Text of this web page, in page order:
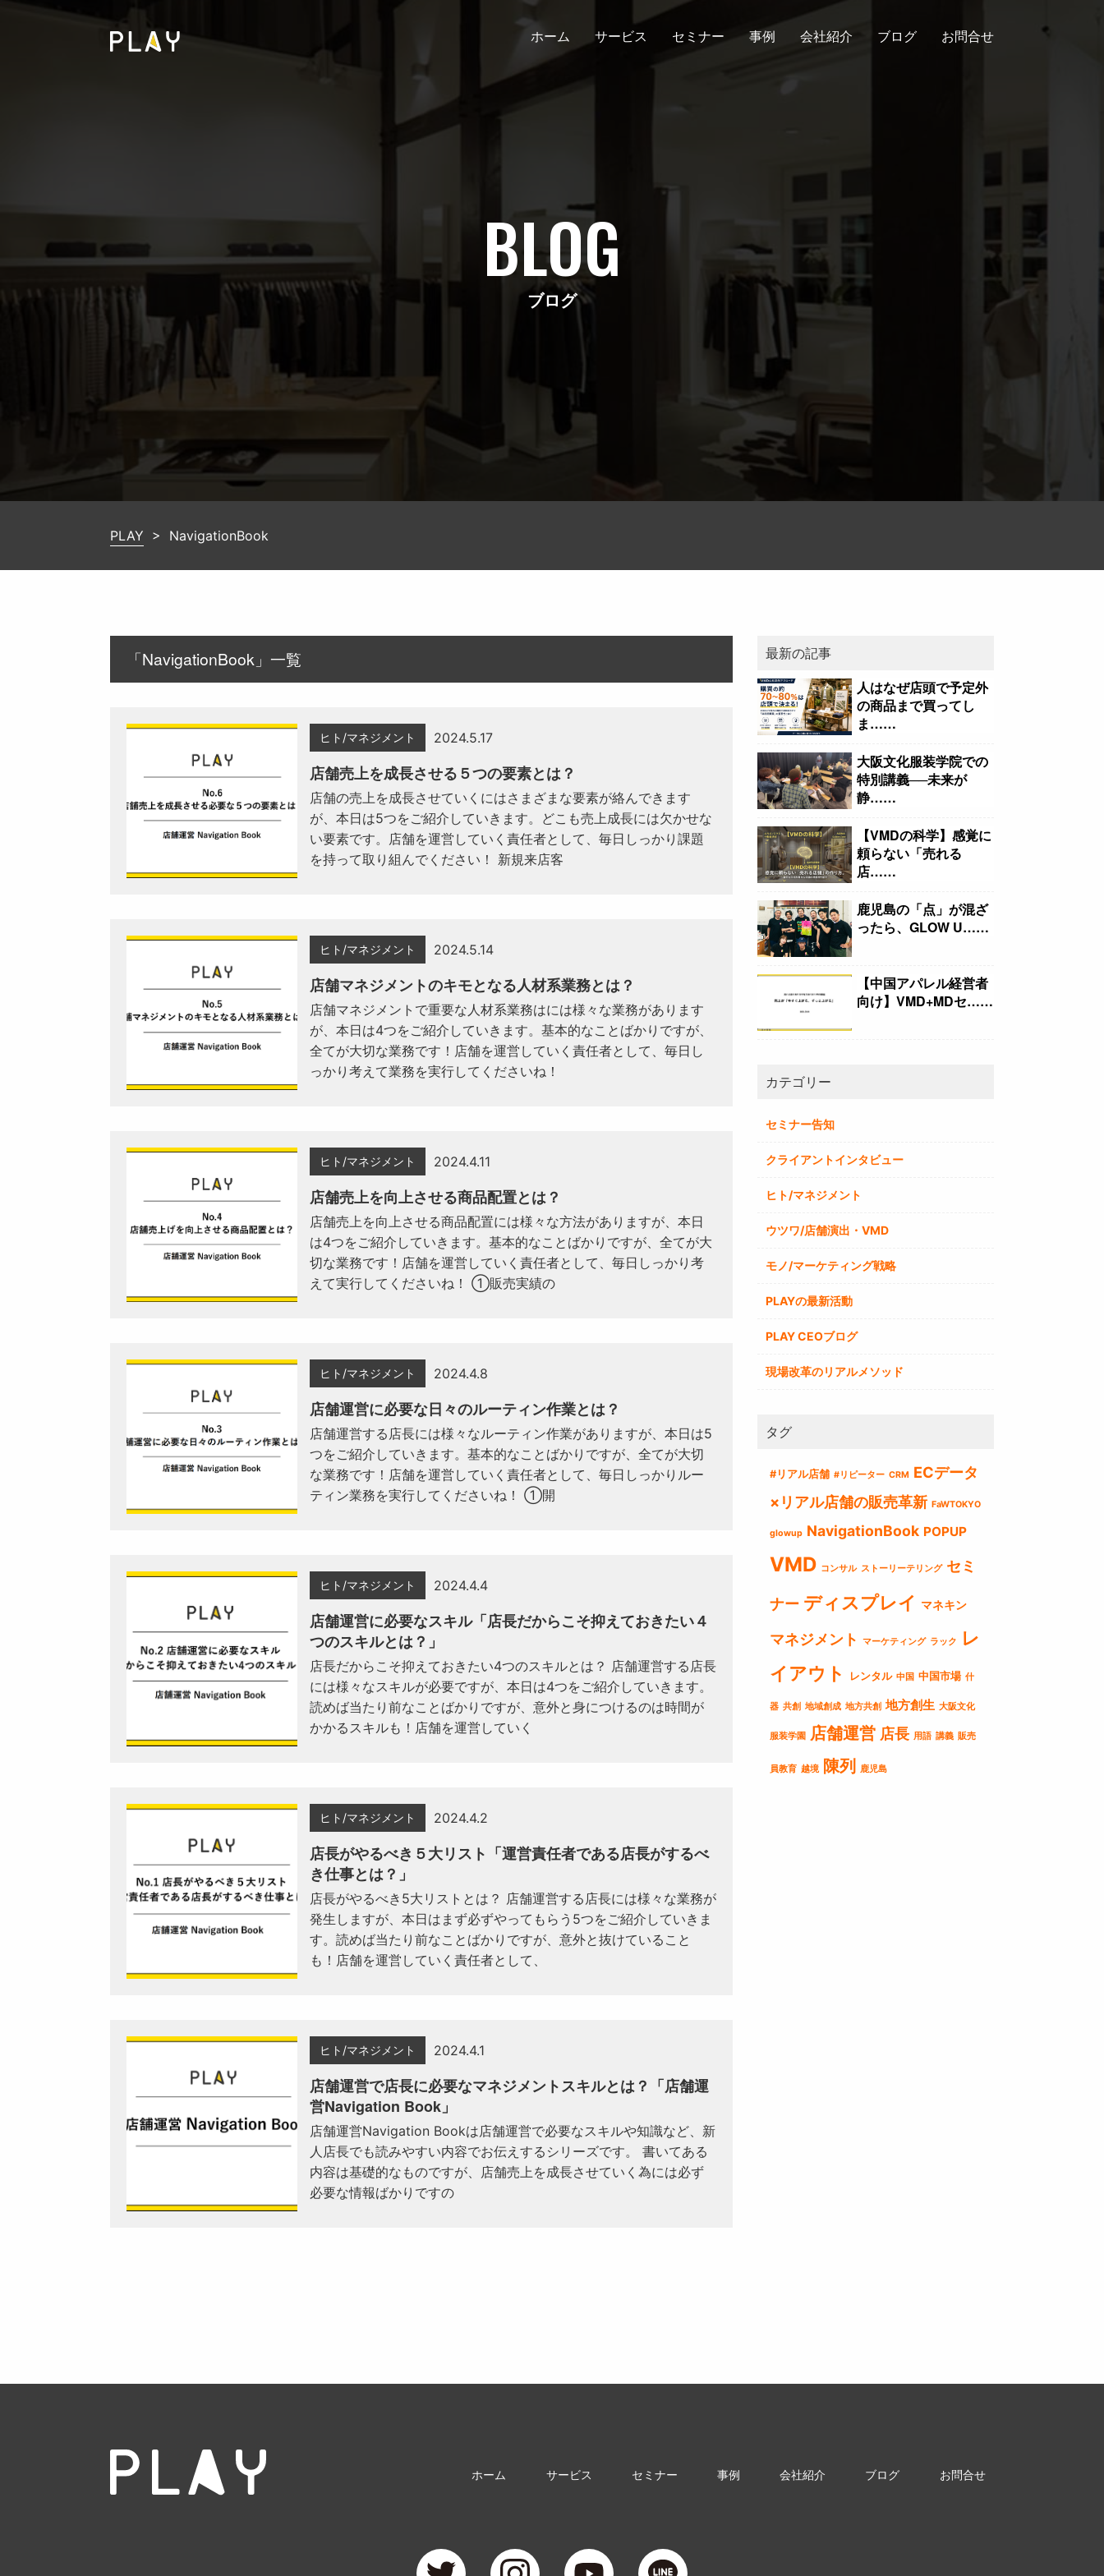
ホーム サービス セミナー 事例 会社紹介 ブログ お問合せ
BLOG
ブログ
PLAY > NavigationBook
「NavigationBook 」一覧
ヒト/マネジメント 2024.5.17
店舗売上を成長させる５つの要素とは？
店舗の売上を成長させていくにはさまざまな要素が絡んできます
が、本日は5つをご紹介していきます。どこも売上成長には欠かせな
い要素です。店舗を運営していく責任者として、毎日しっかり課題
を持って取り組んでください！ 新規来店客
ヒト/マネジメント 2024.5.14
店舗マネジメントのキモとなる人材系業務とは？
店舗マネジメントで重要な人材系業務はには様々な業務があります
が、本日は4つをご紹介していきます。基本的なことばかりですが、
全てが大切な業務です！店舗を運営していく責任者として、毎日し
っかり考えて業務を実行してくださいね！
ヒト/マネジメント 2024.4.11
店舗売上を向上させる商品配置とは？
店舗売上を向上させる商品配置には様々な方法がありますが、本日
は4つをご紹介していきます。基本的なことばかりですが、全てが大
切な業務です！店舗を運営していく責任者として、毎日しっかり考
えて実行してくださいね！ ①販売実績の
ヒト/マネジメント 2024.4.8
店舗運営に必要な日々のルーティン作業とは？
店舗運営する店長には様々なルーティン作業がありますが、本日は5
つをご紹介していきます。基本的なことばかりですが、全てが大切
な業務です！店舗を運営していく責任者として、毎日しっかりルー
ティン業務を実行してくださいね！ ①開
ヒト/マネジメント 2024.4.4
店舗運営に必要なスキル「店長だからこそ抑えておきたい４
つのスキルとは？」
店長だからこそ抑えておきたい4つのスキルとは？ 店舗運営する店長
には様々なスキルが必要ですが、本日は4つをご紹介していきます。
読めば当たり前なことばかりですが、意外と身につけるのは時間が
かかるスキルも！店舗を運営していく
ヒト/マネジメント 2024.4.2
店長がやるべき５大リスト「運営責任者である店長がするべ
き仕事とは？」
店長がやるべき5大リストとは？ 店舗運営する店長には様々な業務が
発生しますが、本日はまず必ずやってもらう5つをご紹介していきま
す。読めば当たり前なことばかりですが、意外と抜けていること
も！店舗を運営していく責任者として、
ヒト/マネジメント 2024.4.1
店舗運営で店長に必要なマネジメントスキルとは？「店舗運
営Navigation Book」
店舗運営Navigation Bookは店舗運営で必要なスキルや知識など、新
人店長でも読みやすい内容でお伝えするシリーズです。 書いてある
内容は基礎的なものですが、店舗売上を成長させていく為には必ず
必要な情報ばかりですの
最新の記事
人はなぜ店頭で予定外
の商品まで買ってし
ま……
大阪文化服装学院での
特別講義──未来が
静……
【VMDの科学】感覚に
頼らない「売れる
店……
鹿児島の「点」が混ざ
ったら、GLOW U……
【中国アパレル経営者
向け】VMD+MDセ……
カテゴリー
セミナー告知
クライアントインタビュー
ヒト/マネジメント
ウツワ/店舗演出・VMD
モノ/マーケティング戦略
PLAYの最新活動
PLAY CEOブログ
現場改革のリアルメソッド
タグ
#リアル店舗 #リピーター CRM ECデータ
×リアル店舗の販売革新 FaWTOKYO
glowup NavigationBook POPUP
VMD コンサル ストーリーテリング セミ
ナー ディスプレイ マネキン
マネジメント マーケティング ラック
レ
イアウト
レンタル 中国 中国市場 什
器 共創 地域創成 地方共創 地方創生 大阪文化
服装学園 店舗運営 店長 用語 講義 販売
員教育 越境 陳列 鹿児島
ホーム サービス セミナー 事例 会社紹介 ブログ お問合せ